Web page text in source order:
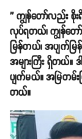
'' ကျွန်တော်လည်း စို
လုပ်ရတယ်၊ ကျွန်တေ
မြန်တယ်၊ အပျက်မ
အများကြီး ရှိတယ်။
ပျက်မယ်။ အမြဲတမ်
တယ်။